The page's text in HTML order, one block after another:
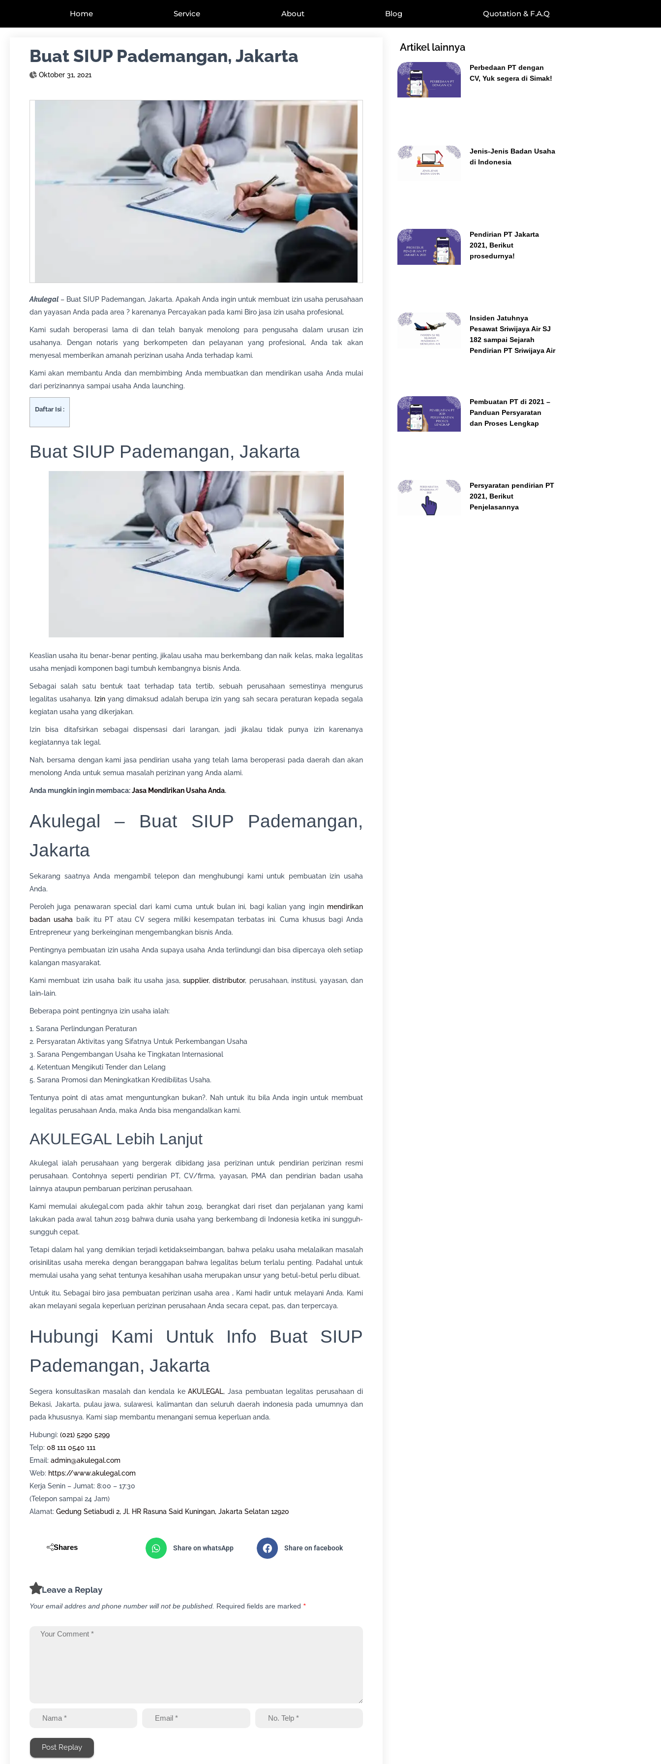
Home Service About Blog Quotation & F.A.Q
Buat SIUP Pademangan, Jakarta
Oktober 31, 2021
Akulegal – Buat SIUP Pademangan, Jakarta. Apakah Anda ingin untuk membuat izin usaha perusahaan
dan yayasan Anda pada area ? karenanya Percayakan pada kami Biro jasa izin usaha profesional.
Kami sudah beroperasi lama di dan telah banyak menolong para pengusaha dalam urusan izin
usahanya. Dengan notaris yang berkompeten dan pelayanan yang profesional, Anda tak akan
menyesal memberikan amanah perizinan usaha Anda terhadap kami.
Kami akan membantu Anda dan membimbing Anda membuatkan dan mendirikan usaha Anda mulai
dari perizinannya sampai usaha Anda launching.
Daftar Isi :
Buat SIUP Pademangan, Jakarta
Keaslian usaha itu benar-benar penting, jikalau usaha mau berkembang dan naik kelas, maka legalitas
usaha menjadi komponen bagi tumbuh kembangnya bisnis Anda.
Sebagai salah satu bentuk taat terhadap tata tertib, sebuah perusahaan semestinya mengurus
legalitas usahanya.
Izin yang dimaksud adalah berupa izin yang sah secara peraturan kepada segala
kegiatan usaha yang dikerjakan.
Izin bisa ditafsirkan sebagai dispensasi dari larangan, jadi jikalau tidak punya izin karenanya
kegiatannya tak legal.
Nah, bersama dengan kami jasa pendirian usaha yang telah lama beroperasi pada daerah dan akan
menolong Anda untuk semua masalah perizinan yang Anda alami.
Anda mungkin ingin membaca:Jasa Mendlrikan Usaha Anda.
Akulegal – Buat SIUP Pademangan,
Jakarta
Sekarang saatnya Anda mengambil telepon dan menghubungi kami untuk pembuatan izin usaha
Anda.
Peroleh juga penawaran special dari kami cuma untuk bulan ini, bagi kalian yang ingin mendirikan
badan usaha baik itu PT atau CV segera miliki kesempatan terbatas ini. Cuma khusus bagi Anda
Entrepreneur yang berkeinginan mengembangkan bisnis Anda.
Pentingnya pembuatan izin usaha Anda supaya usaha Anda terlindungi dan bisa dipercaya oleh setiap
kalangan masyarakat.
Kami membuat izin usaha baik itu usaha jasa,supplier,distributor, perusahaan, institusi, yayasan, dan
lain-lain.
Beberapa point pentingnya izin usaha ialah:
1. Sarana Perlindungan Peraturan
2. Persyaratan Aktivitas yang Sifatnya Untuk Perkembangan Usaha
3. Sarana Pengembangan Usaha ke Tingkatan Internasional
4. Ketentuan Mengikuti Tender dan Lelang
5. Sarana Promosi dan Meningkatkan Kredibilitas Usaha.
Tentunya point di atas amat menguntungkan bukan?. Nah untuk itu bila Anda ingin untuk membuat
legalitas perusahaan Anda, maka Anda bisa mengandalkan kami.
AKULEGAL Lebih Lanjut
Akulegal ialah perusahaan yang bergerak dibidang jasa perizinan untuk pendirian perizinan resmi
perusahaan. Contohnya seperti pendirian PT, CV/firma, yayasan, PMA dan pendirian badan usaha
lainnya ataupun pembaruan perizinan perusahaan.
Kami memulai akulegal.com pada akhir tahun 2019, berangkat dari riset dan perjalanan yang kami
lakukan pada awal tahun 2019 bahwa dunia usaha yang berkembang di Indonesia ketika ini sungguh-
sungguh cepat.
Tetapi dalam hal yang demikian terjadi ketidakseimbangan, bahwa pelaku usaha melalaikan masalah
orisinilitas usaha mereka dengan beranggapan bahwa legalitas belum terlalu penting. Padahal untuk
memulai usaha yang sehat tentunya kesahihan usaha merupakan unsur yang betul-betul perlu dibuat.
Untuk itu, Sebagai biro jasa pembuatan perizinan usaha area , Kami hadir untuk melayani Anda. Kami
akan melayani segala keperluan perizinan perusahaan Anda secara cepat, pas, dan terpercaya.
Hubungi Kami Untuk Info Buat SIUP
Pademangan, Jakarta
Segera konsultasikan masalah dan kendala keAKULEGAL, Jasa pembuatan legalitas perusahaan di
Bekasi, Jakarta, pulau jawa, sulawesi, kalimantan dan seluruh daerah indonesia pada umumnya dan
pada khususnya. Kami siap membantu menangani semua keperluan anda.
Hubungi: (021) 5290 5299
Telp: 08 111 0540 111
Email: admin@akulegal.com
Web: https://www.akulegal.com
Kerja Senin – Jumat: 8:00 – 17:30
(Telepon sampai 24 Jam)
Alamat: Gedung Setiabudi 2, Jl. HR Rasuna Said Kuningan, Jakarta Selatan 12920
Shares Share on whatsApp Share on facebook
Leave a Replay
Your email addres and phone number will not be published. Required fields are marked *
Post Replay
Artikel lainnya
Perbedaan PT dengan
CV, Yuk segera di Simak!
Jenis-Jenis Badan Usaha
di Indonesia
Pendirian PT Jakarta
2021, Berikut
prosedurnya!
Insiden Jatuhnya
Pesawat Sriwijaya Air SJ
182 sampai Sejarah
Pendirian PT Sriwijaya Air
Pembuatan PT di 2021 –
Panduan Persyaratan
dan Proses Lengkap
Persyaratan pendirian PT
2021, Berikut
Penjelasannya